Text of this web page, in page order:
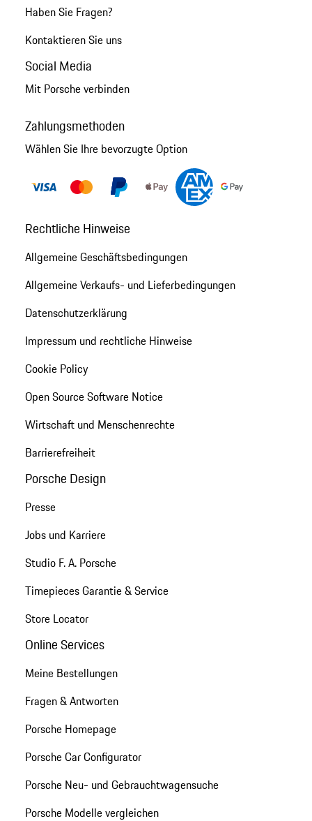
Haben Sie Fragen?
Kontaktieren Sie uns
Social Media
Mit Porsche verbinden
Zahlungsmethoden
Wählen Sie Ihre bevorzugte Option
Rechtliche Hinweise
Allgemeine Geschäftsbedingungen
Allgemeine Verkaufs- und Lieferbedingungen
Datenschutzerklärung
Impressum und rechtliche Hinweise
Cookie Policy
Open Source Software Notice
Wirtschaft und Menschenrechte
Barrierefreiheit
Porsche Design
Presse
Jobs und Karriere
Studio F. A. Porsche
Timepieces Garantie & Service
Store Locator
Online Services
Meine Bestellungen
Fragen & Antworten
Porsche Homepage
Porsche Car Configurator
Porsche Neu- und Gebrauchtwagensuche
Porsche Modelle vergleichen